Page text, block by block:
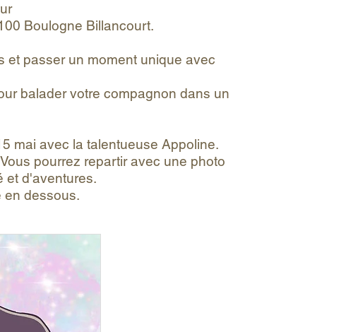
Boulogne Billancourt.
et passer un moment unique avec
balader votre compagnon dans un
mai avec la talentueuse Appoline.
pourrez repartir avec une photo
et d'aventures.
en dessous.